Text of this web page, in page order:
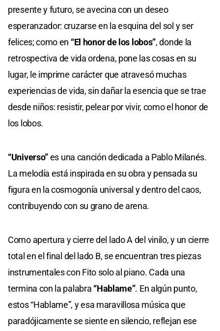
presente y futuro, se avecina con un deseo
esperanzador: cruzarse en la esquina del sol y ser
felices; como en “El honor de los lobos”, donde la
retrospectiva de vida ordena, pone las cosas en su
lugar, le imprime carácter que atravesó muchas
experiencias de vida, sin dañar la esencia que se trae
desde niños: resistir, pelear por vivir, como el honor de
los lobos.
“Universo”es una canción dedicada a Pablo Milanés.
La melodía está inspirada en su obra y pensada su
figura en la cosmogonía universal y dentro del caos,
contribuyendo con su grano de arena.
Como apertura y cierre del lado A del vinilo, y un cierre
total en el final del lado B, se encuentran tres piezas
instrumentales con Fito solo al piano. Cada una
termina con la palabra “Hablame”. En algún punto,
estos “Hablame”, y esa maravillosa música que
paradójicamente se siente en silencio, reflejan ese